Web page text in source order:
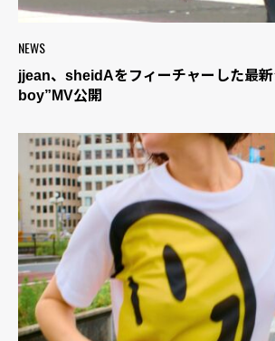
NEWS
jjean、sheidAをフィーチャーした最
boy”MV公開